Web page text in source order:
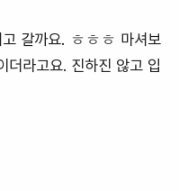
갈까요. ㅎㅎㅎ 마셔보
더라고요. 진하진 않고 입